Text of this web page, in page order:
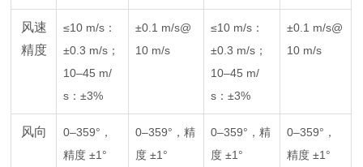
风速
精度
≤10 m/s：
±0.3 m/s；
10–45 m/
s：±3%
±0.1 m/s@
10 m/s
≤10 m/s：
±0.3 m/s；
10–45 m/
s：±3%
±0.1 m/s@
10 m/s
风向
0–359°，
精度 ±1°
0–359°，精
度 ±1°
0–359°，精
度 ±1°
0–359°，
精度 ±1°